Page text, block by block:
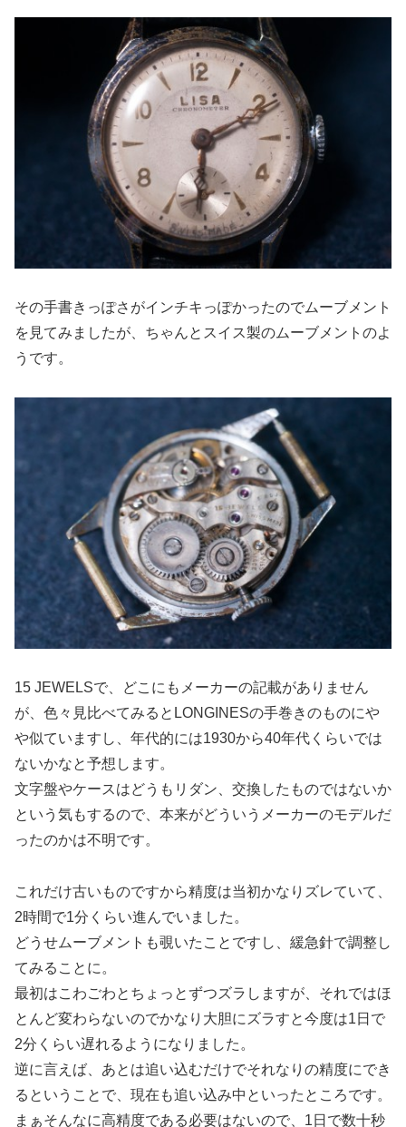
その手書きっぽさがインチキっぽかったのでムーブメント
を見てみましたが、ちゃんとスイス製のムーブメントのよ
うです。
15 JEWELSで、どこにもメーカーの記載がありません
が、色々見比べてみるとLONGINESの手巻きのものにや
や似ていますし、年代的には1930から40年代くらいでは
ないかなと予想します。
文字盤やケースはどうもリダン、交換したものではないか
という気もするので、本来がどういうメーカーのモデルだ
ったのかは不明です。
これだけ古いものですから精度は当初かなりズレていて、
2時間で1分くらい進んでいました。
どうせムーブメントも覗いたことですし、緩急針で調整し
てみることに。
最初はこわごわとちょっとずつズラしますが、それではほ
とんど変わらないのでかなり大胆にズラすと今度は1日で
2分くらい遅れるようになりました。
逆に言えば、あとは追い込むだけでそれなりの精度にでき
るということで、現在も追い込み中といったところです。
まぁそんなに高精度である必要はないので、1日で数十秒